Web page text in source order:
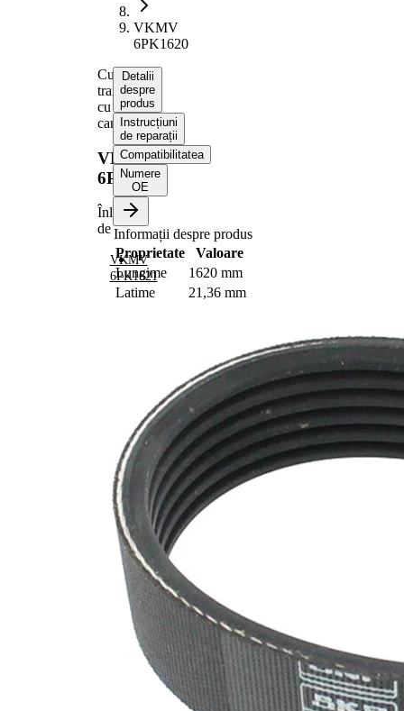
VKMV
6PK1620
Curea
transmisie
cu
caneluri
VKMV
6PK1620
Înlocuit
de
VKMV
6PK1621
Detalii
despre
produs
Instrucțiuni
de reparații
Compatibilitatea
Numere
OE
Informații despre produs
Proprietate
Valoare
Lungime
1620 mm
Latime
21,36 mm
Nu sunt
disponibile
substante
SVHC
Material
curea
EPDM
(etilen
propilen
dienă
cauciuc)